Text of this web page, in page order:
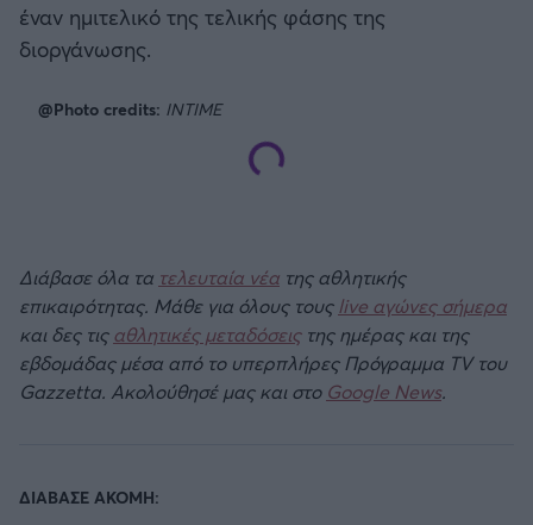
έναν ημιτελικό της τελικής φάσης της
διοργάνωσης.
@Photo credits: INTIME
Διάβασε όλα τα τελευταία νέα της αθλητικής
επικαιρότητας. Μάθε για όλους τους live αγώνες σήμερα
και δες τιςαθλητικές μεταδόσειςτης ημέρας και της
εβδομάδας μέσα από το υπερπλήρες Πρόγραμμα TV του
Gazzetta. Ακολούθησέ μας και στο Google News.
ΔΙΑΒΑΣΕ ΑΚΟΜΗ: